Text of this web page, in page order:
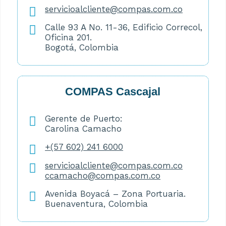
servicioalcliente@compas.com.co
Calle 93 A No. 11-36, Edificio Correcol,
Oficina 201.
Bogotá, Colombia
COMPAS Cascajal
Gerente de Puerto:
Carolina Camacho
+(57 602) 241 6000
servicioalcliente@compas.com.co
ccamacho@compas.com.co
Avenida Boyacá – Zona Portuaria.
Buenaventura, Colombia